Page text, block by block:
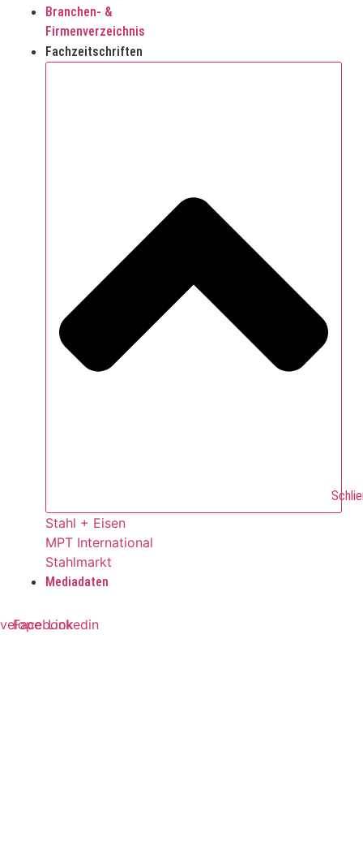
Branchen- &
Firmenverzeichnis
Fachzeitschriften
Stahl + Eisen
MPT International
Stahlmarkt
Mediadaten
FacebookLinkedin